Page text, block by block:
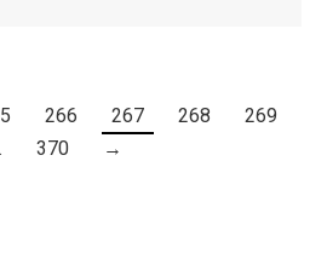
266 267 268
269
370 →